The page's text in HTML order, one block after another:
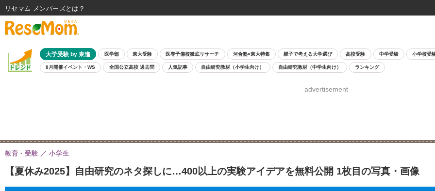
大学受験 by 東進 医学部 東大受験 医専予備校徹底リサーチ 河合塾×東大特集 親子で考える大学選び 高校受験 中学受験 小学校受
8月開催イベント・WS 全国公立高校 過去問 人気記事 自由研究教材（小学生向け） 自由研究教材（中学生向け） ランキング
advertisement
【夏休み2025】自由研究のネタ探しに…400以上の実験アイデアを無料公開 1枚目の写真・画像
教育・受験 小学生
リセマム メンバーズ